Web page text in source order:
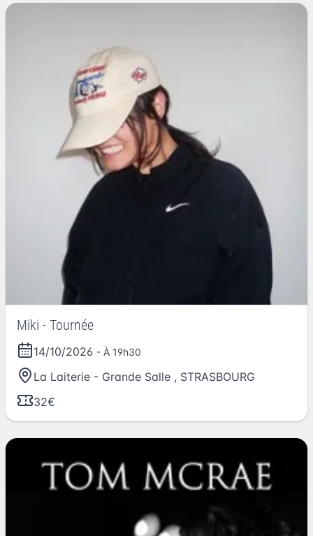
Miki - Tournée
14/10/2026 - À 19h30
La Laiterie - Grande Salle , STRASBOURG
32€